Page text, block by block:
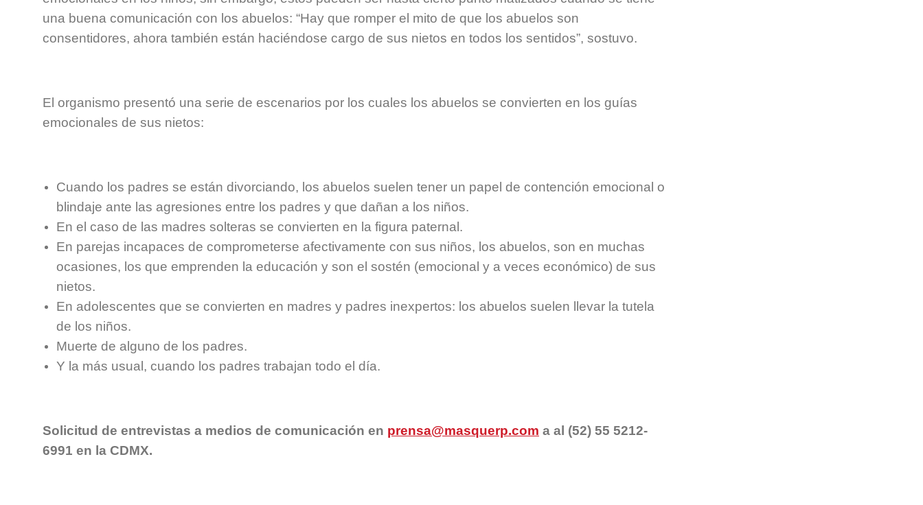
una buena comunicación con los abuelos: “Hay que romper el mito de que los abuelos son
consentidores, ahora también están haciéndose cargo de sus nietos en todos los sentidos”, sostuvo.
El organismo presentó una serie de escenarios por los cuales los abuelos se convierten en los guías
emocionales de sus nietos:
Cuando los padres se están divorciando, los abuelos suelen tener un papel de contención emocional o
blindaje ante las agresiones entre los padres y que dañan a los niños.
En el caso de las madres solteras se convierten en la figura paternal.
En parejas incapaces de comprometerse afectivamente con sus niños, los abuelos, son en muchas
ocasiones, los que emprenden la educación y son el sostén (emocional y a veces económico) de sus
nietos.
En adolescentes que se convierten en madres y padres inexpertos: los abuelos suelen llevar la tutela
de los niños.
Muerte de alguno de los padres.
Y la más usual, cuando los padres trabajan todo el día.
Solicitud de entrevistas a medios de comunicación en prensa@masquerp.com a al (52) 55 5212-
6991 en la CDMX.